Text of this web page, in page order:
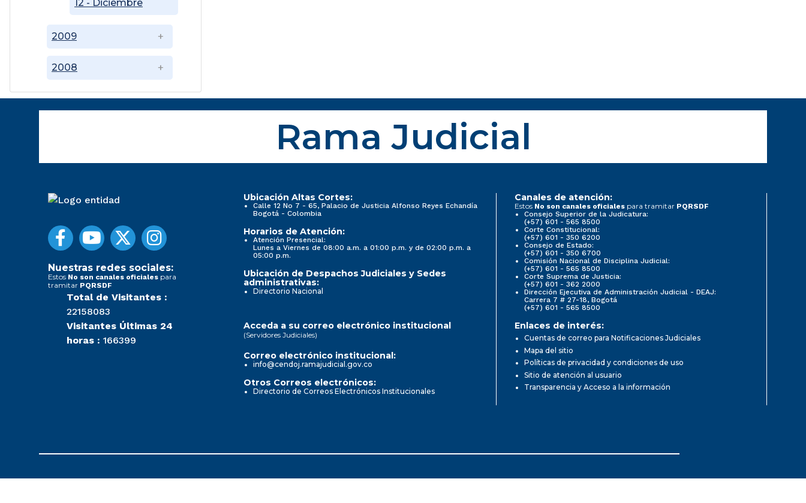
2008
2009
12 - Diciembre
Rama Judicial
Nuestras redes sociales:
Estos No son canales oficiales para
tramitar PQRSDF
Total de Visitantes :
22158083
Visitantes Últimas 24
horas : 166399
Ubicación Altas Cortes:
Calle 12 No 7 - 65, Palacio de Justicia Alfonso Reyes Echandía
Bogotá - Colombia
Horarios de Atención:
Atención Presencial:
Lunes a Viernes de 08:00 a.m. a 01:00 p.m. y de 02:00 p.m. a
05:00 p.m.
Ubicación de Despachos Judiciales y Sedes
administrativas:
Directorio Nacional
Canales de atención:
Estos No son canales oficiales para tramitar PQRSDF
Consejo Superior de la Judicatura:
(+57) 601 - 565 8500
Corte Constitucional:
(+57) 601 - 350 6200
Consejo de Estado:
(+57) 601 - 350 6700
Comisión Nacional de Disciplina Judicial:
(+57) 601 - 565 8500
Corte Suprema de Justicia:
(+57) 601 - 362 2000
Dirección Ejecutiva de Administración Judicial - DEAJ:
Carrera 7 # 27-18, Bogotá
(+57) 601 - 565 8500
Acceda a su correo electrónico institucional
(Servidores Judiciales)
Correo electrónico institucional:
info@cendoj.ramajudicial.gov.co
Otros Correos electrónicos:
Directorio de Correos Electrónicos Institucionales
Enlaces de interés:
Cuentas de correo para Notificaciones Judiciales
Mapa del sitio
Políticas de privacidad y condiciones de uso
Sitio de atención al usuario
Transparencia y Acceso a la información